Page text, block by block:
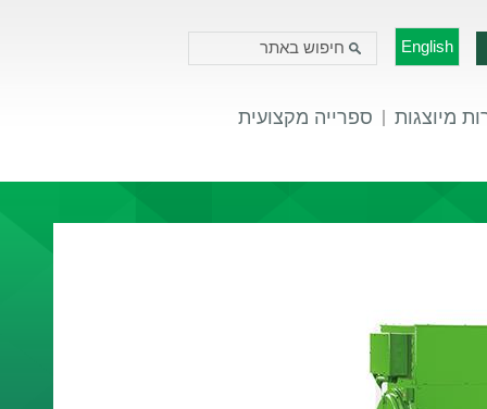
English
מיוצגות ספרייה מקצועית